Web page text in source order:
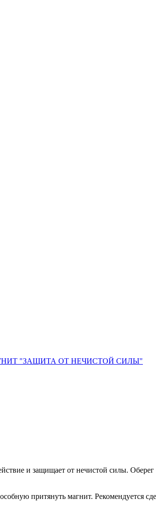
и защищает от нечистой силы.
притянуть магнит. Рекомендуется